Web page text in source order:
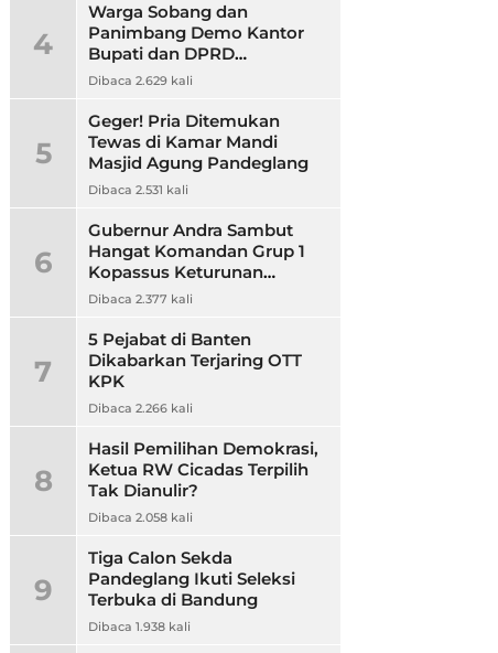
4
Warga Sobang dan
Panimbang Demo Kantor
Bupati dan DPRD
Pandeglang, Ini
Dibaca 2.629 kali
5
Geger! Pria Ditemukan
Tewas di Kamar Mandi
Masjid Agung Pandeglang
Dibaca 2.531 kali
6
Gubernur Andra Sambut
Hangat Komandan Grup 1
Kopassus Keturunan
Pandeglang, Jalin Sinergitas
Dibaca 2.377 kali
7
5 Pejabat di Banten
Dikabarkan Terjaring OTT
KPK
Dibaca 2.266 kali
8
Hasil Pemilihan Demokrasi,
Ketua RW Cicadas Terpilih
Tak Dianulir?
Dibaca 2.058 kali
9
Tiga Calon Sekda
Pandeglang Ikuti Seleksi
Terbuka di Bandung
Dibaca 1.938 kali